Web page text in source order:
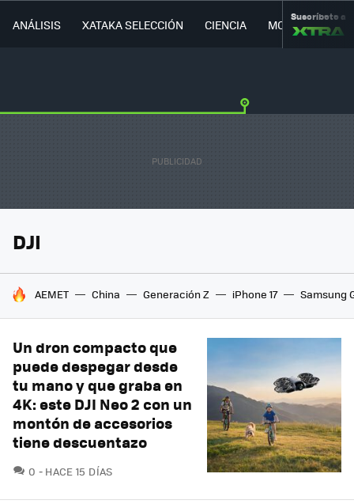
ANÁLISIS XATAKA SELECCIÓN CIENCIA MOVILIDAD
Suscríbete a
DJI
HOY SE HABLA DE
AEMET China Generación Z iPhone 17 Samsung
Un dron compacto que
puede despegar desde
tu mano y que graba en
4K: este DJI Neo 2 con un
montón de accesorios
tiene descuentazo
0 COMENTARIOS
HACE 15 DÍAS